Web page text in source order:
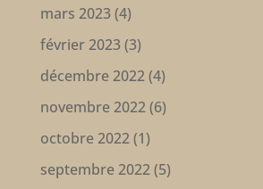
mars 2023(4)
février 2023(3)
décembre 2022(4)
novembre 2022(6)
octobre 2022(1)
septembre 2022(5)